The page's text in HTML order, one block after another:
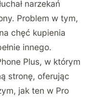
narzekań
Problem w tym,
chęć kupienia
innego.
Plus, w którym
stronę, oferując
jak ten w Pro